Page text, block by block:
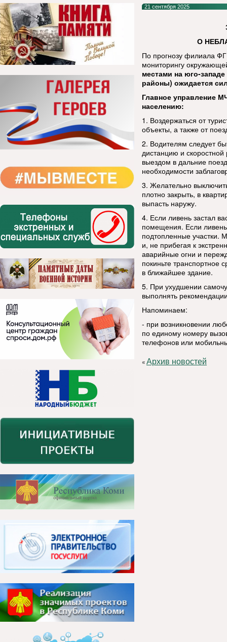
21 сентября 2025
О
По прогнозу филиала
мониторингу
местами на юго-
районы) ожидается
Главное управление
населению:
1. Воздержаться от
объекты, а также от
2. Водителям следует
дистанцию и
выездом в дальние
необходимости
3. Желательно
плотно закрыть, в
выпасть наружу.
4. Если ливень застал
помещения. Если ливень
подтопленные участки.
и, не прибегая к
аварийные огни и
покиньте транспортное
в ближайшее здание.
5. При ухудшении
выполнять
Напоминаем:
- при возникновении
по единому номеру
телефонов или
«Архив новостей